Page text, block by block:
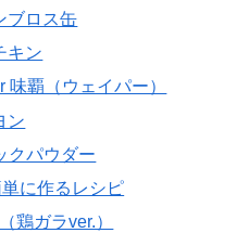
ブロス缶
キン
覇（ウェイパー）
ン
クパウダー
に作るレシピ
鶏ガラver.）